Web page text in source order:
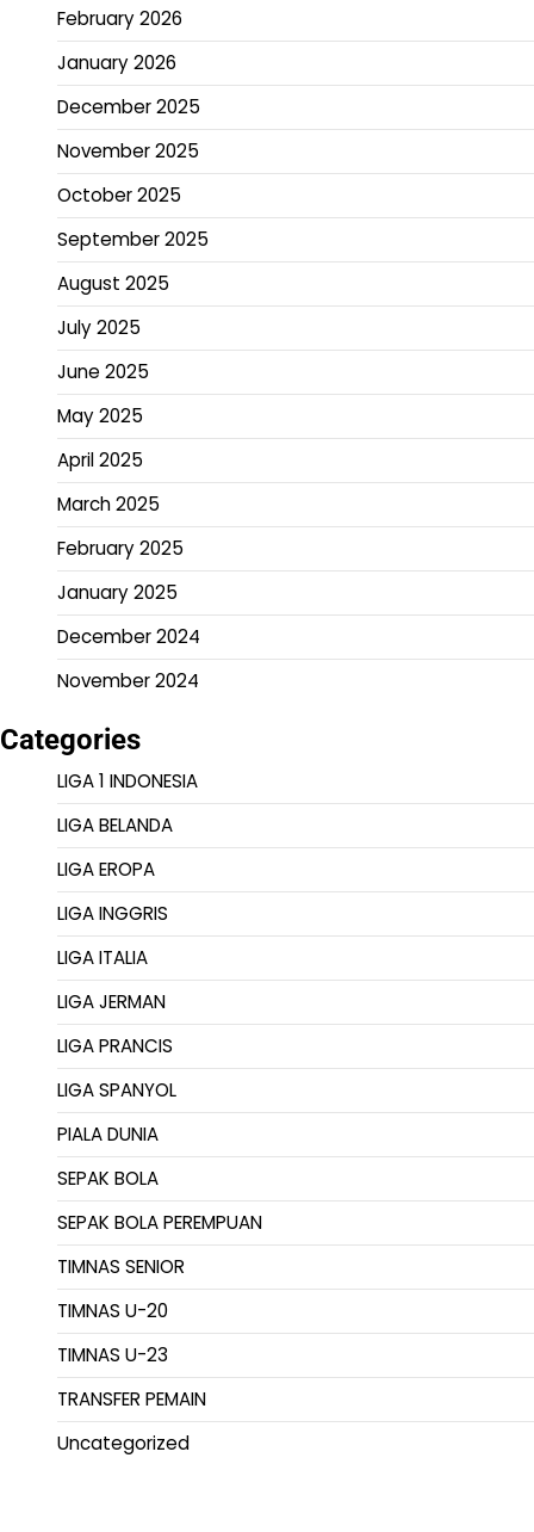
February 2026
January 2026
December 2025
November 2025
October 2025
September 2025
August 2025
July 2025
June 2025
May 2025
April 2025
March 2025
February 2025
January 2025
December 2024
November 2024
Categories
LIGA 1 INDONESIA
LIGA BELANDA
LIGA EROPA
LIGA INGGRIS
LIGA ITALIA
LIGA JERMAN
LIGA PRANCIS
LIGA SPANYOL
PIALA DUNIA
SEPAK BOLA
SEPAK BOLA PEREMPUAN
TIMNAS SENIOR
TIMNAS U-20
TIMNAS U-23
TRANSFER PEMAIN
Uncategorized